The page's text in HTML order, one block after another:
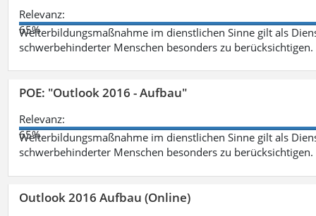
Relevanz:
65%
Weiterbildungsmaßnahme im dienstlichen Sinne gilt als
schwerbehinderter Menschen besonders zu berücksichtigen.
POE: "Outlook 2016 - Aufbau"
Relevanz:
65%
Weiterbildungsmaßnahme im dienstlichen Sinne gilt als
schwerbehinderter Menschen besonders zu berücksichtigen.
Outlook 2016 Aufbau (Online)